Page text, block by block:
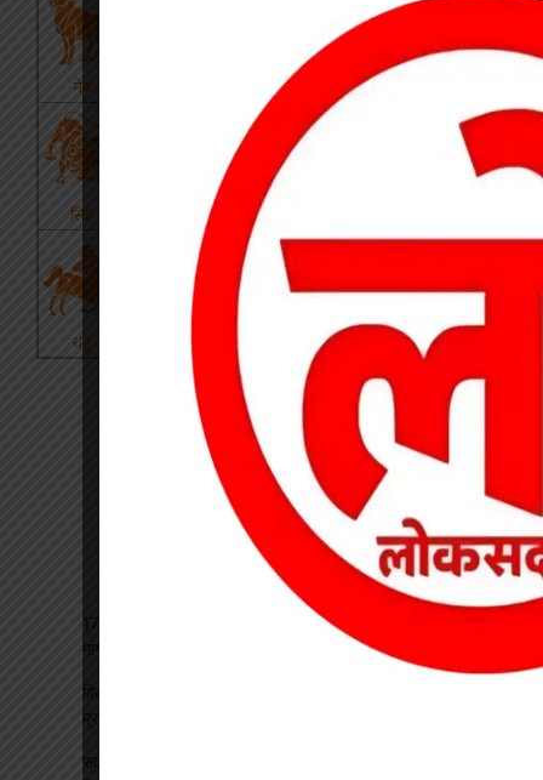
17 अगस्त की हड़ताल से पहले चेयरमैन ने बुलाई बैठक, बिजली कर्मियों की